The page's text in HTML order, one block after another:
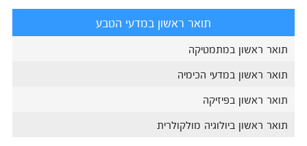
תואר ראשון במדעי הטבע
תואר ראשון במתמטיקה
תואר ראשון במדעי הכימיה
תואר ראשון בפיזיקה
תואר ראשון ביולוגיה מולקולרית